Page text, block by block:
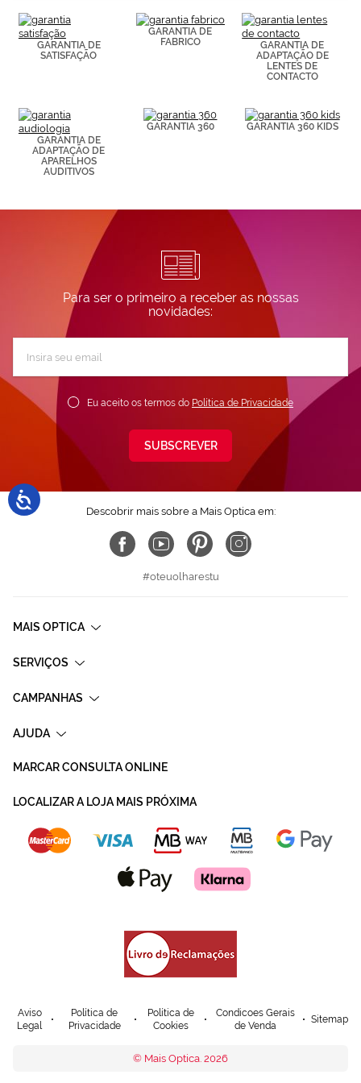
de páginas
visitadas).
Puedes
consultar más
Cookies.
GARANTIA DE
SATISFAÇÃO
GARANTIA DE
FABRICO
GARANTIA DE
ADAPTAÇÃO DE
LENTES DE
CONTACTO
GARANTIA DE
ADAPTAÇÃO DE
APARELHOS
AUDITIVOS
GARANTIA 360 GARANTIA 360 KIDS
Para ser o primeiro a receber as nossas
novidades:
Newsletter:
Eu aceito os termos do Política de Privacidade
SUBSCREVER
Descobrir mais sobre a Mais Optica em:
#oteuolharestu
MAIS OPTICA
SERVIÇOS
CAMPANHAS
AJUDA
MARCAR CONSULTA ONLINE
LOCALIZAR A LOJA MAIS PRÓXIMA
Aviso
Legal
Política de
Privacidade
Política de
Cookies
Condicoes Gerais
de Venda
Sitemap
© Mais Optica. 2026